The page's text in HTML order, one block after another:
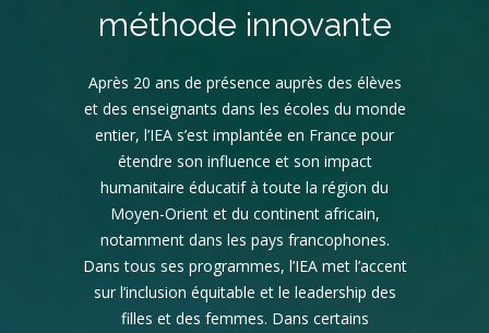
méthode innovante
Après 20 ans de présence auprès des élèves
et des enseignants dans les écoles du monde
entier, l’IEA s’est implantée en France pour
étendre son influence et son impact
humanitaire éducatif à toute la région du
Moyen-Orient et du continent africain,
notamment dans les pays francophones.
Dans tous ses programmes, l’IEA met l’accent
sur l’inclusion équitable et le leadership des
filles et des femmes. Dans certains